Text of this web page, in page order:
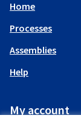
Home
Processes
Assemblies
Help
My account